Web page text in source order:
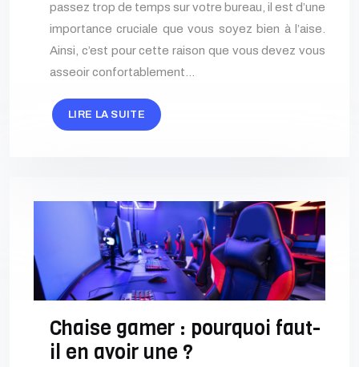
passez trop de temps sur votre bureau, il est d’une
importance cruciale que vous soyez bien à l’aise.
Ainsi, c’est pour cette raison que vous devez vous
asseoir confortablement…
LIRE LA SUITE
Chaise gamer : pourquoi faut-
il en avoir une ?